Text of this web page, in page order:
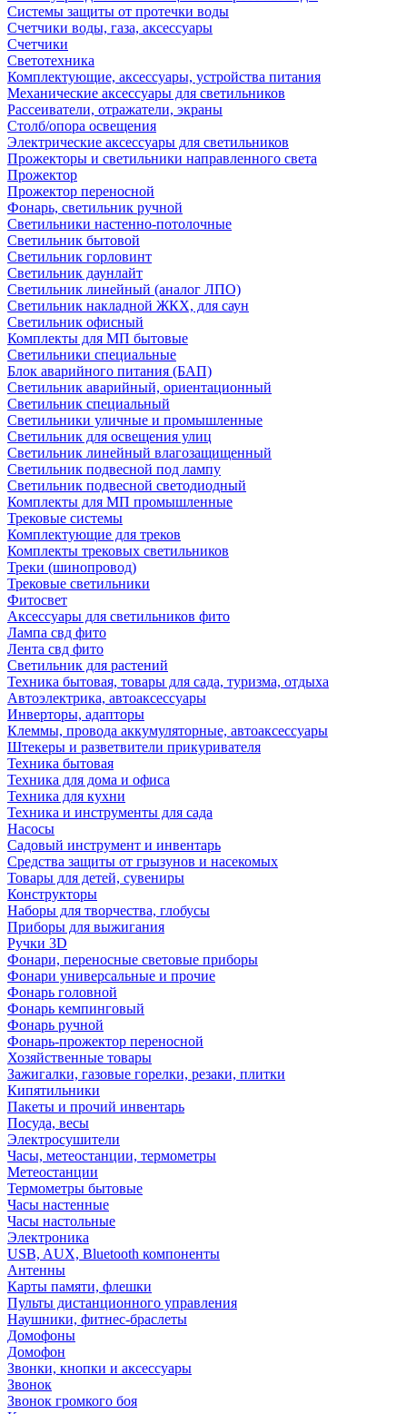
Системы защиты от протечки воды
Счетчики воды, газа, аксессуары
Счетчики
Светотехника
Комплектующие, аксессуары, устройства питания
Механические аксессуары для светильников
Рассеиватели, отражатели, экраны
Столб/опора освещения
Электрические аксессуары для светильников
Прожекторы и светильники направленного света
Прожектор
Прожектор переносной
Фонарь, светильник ручной
Светильники настенно-потолочные
Светильник бытовой
Светильник горловинт
Светильник даунлайт
Светильник линейный (аналог ЛПО)
Светильник накладной ЖКХ, для саун
Светильник офисный
Комплекты для МП бытовые
Светильники специальные
Блок аварийного питания (БАП)
Светильник аварийный, ориентационный
Светильник специальный
Светильники уличные и промышленные
Светильник для освещения улиц
Светильник линейный влагозащищенный
Светильник подвесной под лампу
Светильник подвесной светодиодный
Комплекты для МП промышленные
Трековые системы
Комплектующие для треков
Комплекты трековых светильников
Треки (шинопровод)
Трековые светильники
Фитосвет
Аксессуары для светильников фито
Лампа свд фито
Лента свд фито
Светильник для растений
Техника бытовая, товары для сада, туризма, отдыха
Автоэлектрика, автоаксессуары
Инверторы, адапторы
Клеммы, провода аккумуляторные, автоаксессуары
Штекеры и разветвители прикуривателя
Техника бытовая
Техника для дома и офиса
Техника для кухни
Техника и инструменты для сада
Насосы
Садовый инструмент и инвентарь
Средства защиты от грызунов и насекомых
Товары для детей, сувениры
Конструкторы
Наборы для творчества, глобусы
Приборы для выжигания
Ручки 3D
Фонари, переносные световые приборы
Фонари универсальные и прочие
Фонарь головной
Фонарь кемпинговый
Фонарь ручной
Фонарь-прожектор переносной
Хозяйственные товары
Зажигалки, газовые горелки, резаки, плитки
Кипятильники
Пакеты и прочий инвентарь
Посуда, весы
Электросушители
Часы, метеостанции, термометры
Метеостанции
Термометры бытовые
Часы настенные
Часы настольные
Электроника
USB, AUX, Bluetooth компоненты
Антенны
Карты памяти, флешки
Пульты дистанционного управления
Наушники, фитнес-браслеты
Домофоны
Домофон
Звонки, кнопки и аксессуары
Звонок
Звонок громкого боя